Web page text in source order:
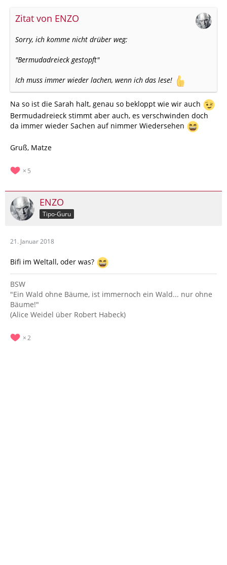
Zitat von ENZO
Sorry, ich komme nicht drüber weg:
"Bermudadreieck gestopft"
Ich muss immer wieder lachen, wenn ich das lese!
Na so ist die Sarah halt, genau so bekloppt wie wir auch
Bermudadreieck stimmt aber auch, es verschwinden doch
da immer wieder Sachen auf nimmer Wiedersehen
Gruß, Matze
5
ENZO
Tipo-Guru
21. Januar 2018
Bifi im Weltall, oder was?
BSW
"Ein Wald ohne Bäume, ist immernoch ein Wald... nur ohne
Bäume!"
(Alice Weidel über Robert Habeck)
2